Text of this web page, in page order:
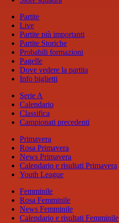
Partite
Live
Partite più importanti
Partite Storiche
Probabili formazioni
Pagelle
Dove vedere la partita
Info biglietti
Serie A
Calendario
Classifica
Campionati precedenti
Primavera
Rosa Primavera
News Primavera
Calendario e risultati Primavera
Youth League
Femminile
Rosa Femminile
News Femminile
Calendario e risultati Femminile